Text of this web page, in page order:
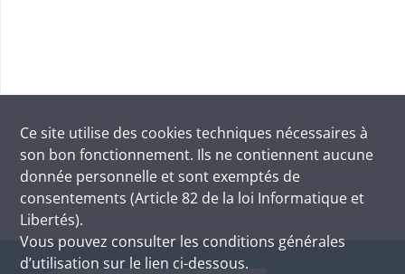
Ce site utilise des cookies techniques nécessaires à
son bon fonctionnement. Ils ne contiennent aucune
donnée personnelle et sont exemptés de
consentements (Article 82 de la loi Informatique et
Libertés).
Vous pouvez consulter les conditions générales
d’utilisation sur le lien ci-dessous.